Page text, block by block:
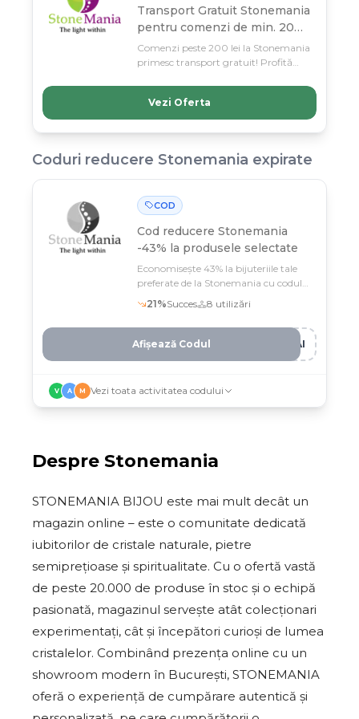
Transport Gratuit Stonemania
pentru comenzi de min. 200
lei
Comenzi peste 200 lei la Stonemania
primesc transport gratuit! Profită
Vezi Oferta
Coduri reducere Stonemania expirate
COD
Cod reducere Stonemania
-43% la produsele selectate
Economisește 43% la bijuteriile tale
preferate de la Stonemania cu codul
T***
21%Succes 8 utilizări
HAI
Afișează Codul
V A M Vezi toata activitatea codului
Despre Stonemania
STONEMANIA BIJOU este mai mult decât un
magazin online – este o comunitate dedicată
iubitorilor de cristale naturale, pietre
semiprețioase și spiritualitate. Cu o ofertă vastă
de peste 20.000 de produse în stoc și o echipă
pasionată, magazinul servește atât colecționari
experimentați, cât și începători curioși de lumea
cristalelor. Combinând prezența online cu un
showroom modern în București, STONEMANIA
oferă o experiență de cumpărare autentică și